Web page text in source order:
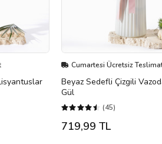
Cumartesi Ücretsiz
Beyaz Sedefli Çizgili Vazoda
Gül
(45)
719,99 TL